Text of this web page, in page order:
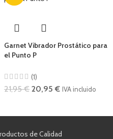
Garnet Vibrador Prostático para
el Punto P
(1)
21,95€ 20,95€ IVA incluido